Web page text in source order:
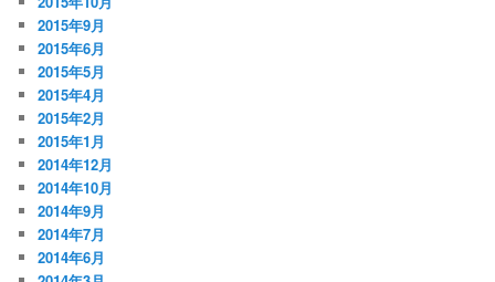
2015年9月
2015年6月
2015年5月
2015年4月
2015年2月
2015年1月
2014年12月
2014年10月
2014年9月
2014年7月
2014年6月